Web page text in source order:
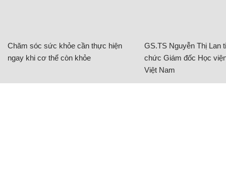
Chăm sóc sức khỏe cần thực hiện
ngay khi cơ thể còn khỏe
GS.TS Nguyễn Thị Lan
chức Giám đốc Học
Việt Nam